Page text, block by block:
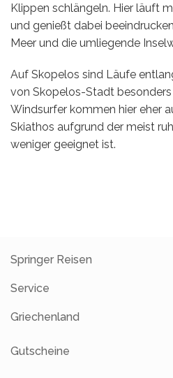
Klippen schlängeln. Hier läuft
und genießt dabei
Meer und die umliegende
Auf Skopelos sind Läufe
von Skopelos-Stadt
Windsurfer kommen hier eher
Skiathos aufgrund der meist
weniger geeignet ist.
Springer Reisen
Unsere Reisebüros
Unsere Partner
Service
Reiseschutz
Griechenland
Restauranttipps
Gutscheine